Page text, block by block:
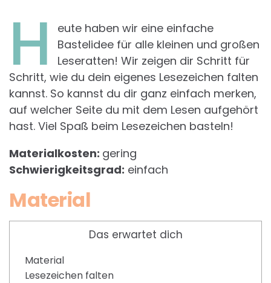
H
eute haben wir eine einfache
Bastelidee für alle kleinen und großen
Leseratten! Wir zeigen dir Schritt für
Schritt, wie du dein eigenes Lesezeichen falten
kannst. So kannst du dir ganz einfach merken,
auf welcher Seite du mit dem Lesen aufgehört
hast. Viel Spaß beim Lesezeichen basteln!
Materialkosten: gering
Schwierigkeitsgrad: einfach
Material
Das erwartet dich
Material
Lesezeichen falten